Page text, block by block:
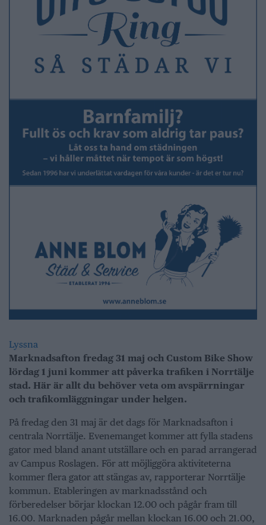
Lyssna
Marknadsafton fredag 31 maj och Custom Bike Show
lördag 1 juni kommer att påverka trafiken i Norrtälje
stad. Här är allt du behöver veta om avspärrningar
och trafikomläggningar under helgen.
På fredag den 31 maj är det dags för Marknadsafton i
centrala Norrtälje. Evenemanget kommer att fylla stadens
gator med bland anant utställare och en parad arrangerad
av Campus Roslagen. För att möjliggöra aktiviteterna
kommer flera gator att stängas av, rapporterar Norrtälje
kommun. Etableringen av marknadsstånd och
förberedelser börjar klockan 12.00 och pågår fram till
16.00. Marknaden pågår mellan klockan 16.00 och 21.00,